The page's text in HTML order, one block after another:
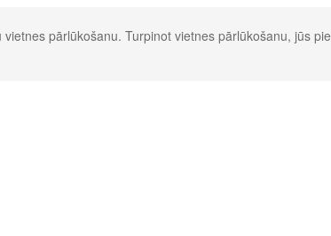
pārlūkošanu. Turpinot vietnes pārlūkošanu, jūs